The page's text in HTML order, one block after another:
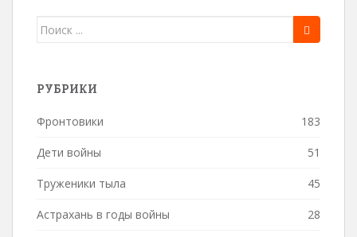
Поиск
РУБРИКИ
Фронтовики 183
Дети войны 51
Труженики тыла 45
Астрахань в годы войны 28